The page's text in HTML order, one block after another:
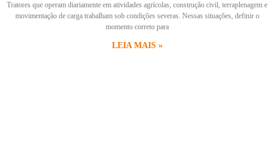
Tratores que operam diariamente em atividades agrícolas, construção civil, terraplenagem e
movimentação de carga trabalham sob condições severas. Nessas situações, definir o
momento correto para
LEIA MAIS »